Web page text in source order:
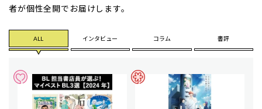
者が個性全開でお届けします。
ALL インタビュー コラム 書評